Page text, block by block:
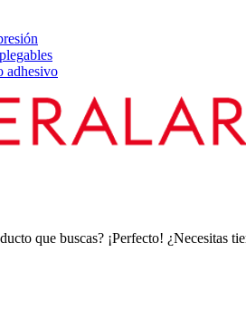
adhesivo
que buscas? ¡Perfecto! ¿Necesitas